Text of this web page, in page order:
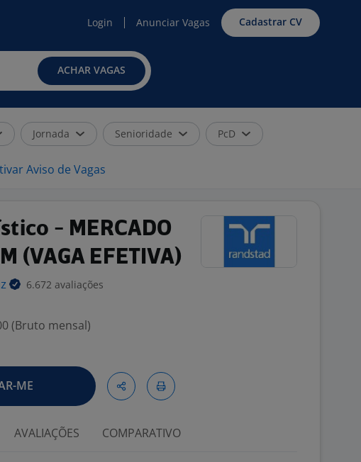
Login Anunciar Vagas Cadastrar CV
ACHAR VAGAS
Jornada Senioridade PcD
Aviso de Vagas
- MERCADO
(VAGA EFETIVA)
6.672 avaliações
(Bruto mensal)
ME
AVALIAÇÕES COMPARATIVO